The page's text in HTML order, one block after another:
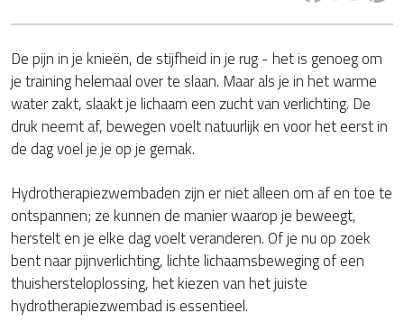
De pijn in je knieën, de stijfheid in je rug - het is genoeg om
je training helemaal over te slaan. Maar als je in het warme
water zakt, slaakt je lichaam een zucht van verlichting. De
druk neemt af, bewegen voelt natuurlijk en voor het eerst in
de dag voel je je op je gemak.
Hydrotherapiezwembaden zijn er niet alleen om af en toe te
ontspannen; ze kunnen de manier waarop je beweegt,
herstelt en je elke dag voelt veranderen. Of je nu op zoek
bent naar pijnverlichting, lichte lichaamsbeweging of een
thuishersteloplossing, het kiezen van het juiste
hydrotherapiezwembad is essentieel.